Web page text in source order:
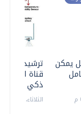
ترشيدا
قناة
ذكي
الثلاثاء، 14 يوليو 2026 06:11 م
يمكن